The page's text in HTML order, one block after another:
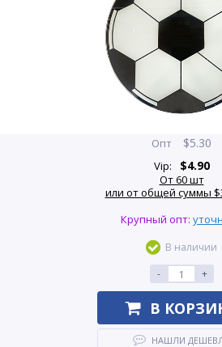
Опт $5.30
Vip: $4.90
От 60 шт
или от общей суммы
Крупный опт:
В наличии
-
+
В
НАШЛИ